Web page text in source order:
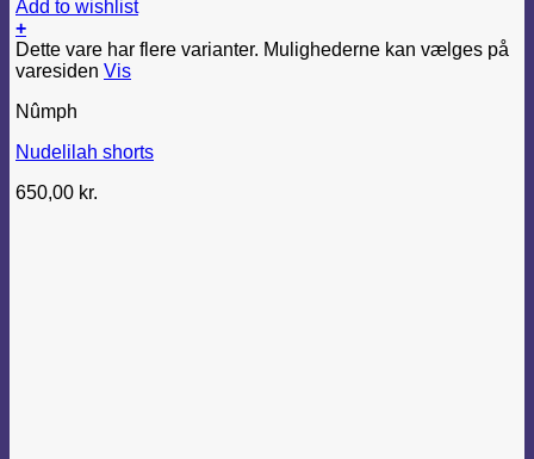
Add to wishlist
+
Dette vare har flere varianter. Mulighederne kan vælges på
varesiden Vis
Nûmph
Nudelilah shorts
650,00 kr.